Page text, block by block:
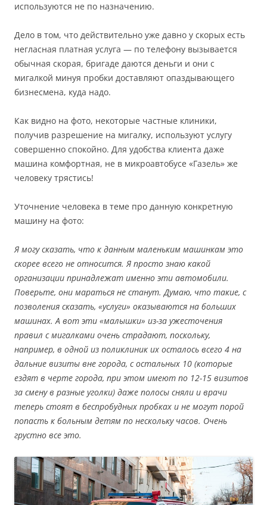
используются не по назначению.
Дело в том, что действительно уже давно у скорых есть
негласная платная услуга — по телефону вызывается
обычная скорая, бригаде даются деньги и они с
мигалкой минуя пробки доставляют опаздывающего
бизнесмена, куда надо.
Как видно на фото, некоторые частные клиники,
получив разрешение на мигалку, используют услугу
совершенно спокойно. Для удобства клиента даже
машина комфортная, не в микроавтобусе «Газель» же
человеку трястись!
Уточнение человека в теме про данную конкретную
машину на фото:
Я могу сказать, что к данным маленьким машинкам это
скорее всего не относится. Я просто знаю какой
организации принадлежат именно эти автомобили.
Поверьте, они мараться не станут. Думаю, что такие, с
позволения сказать, «услуги» оказываются на больших
машинах. А вот эти «малышки» из-за ужесточения
правил с мигалками очень страдают, поскольку,
например, в одной из поликлиник их осталось всего 4 на
дальние визиты вне города, с остальных 10 (которые
ездят в черте города, при этом имеют по 12-15 визитов
за смену в разные уголки) даже полосы сняли и врачи
теперь стоят в беспробудных пробках и не могут порой
попасть к больным детям по нескольку часов. Очень
грустно все это.